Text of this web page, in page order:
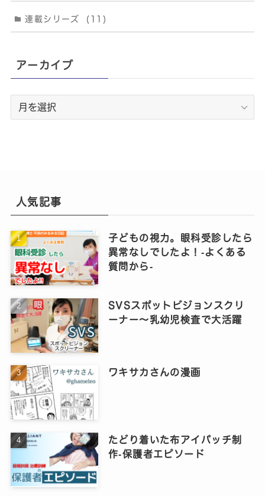
連載シリーズ (11)
アーカイブ
ア
人気記事
子どもの視力。眼科受診したら
異常なしでしたよ！‐よくある
質問から‐
SVSスポットビジョンスクリ
ーナー～乳幼児検査で大活躍
ワキサカさんの漫画
たどり着いた布アイパッチ制
作‐保護者エピソード